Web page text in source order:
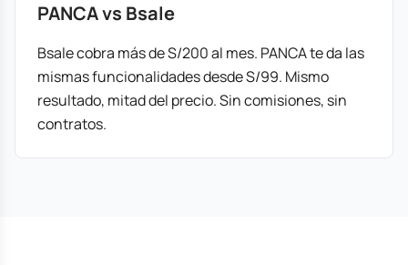
PANCA vs Bsale
Bsale cobra más de S/200 al mes. PANCA te da las
mismas funcionalidades desde S/99. Mismo
resultado, mitad del precio. Sin comisiones, sin
contratos.